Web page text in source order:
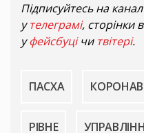
Підписуйтесь на
утелеграмі, сторінки в
уфейсбуцічи твітері.
ПАСХА
РІВНЕ